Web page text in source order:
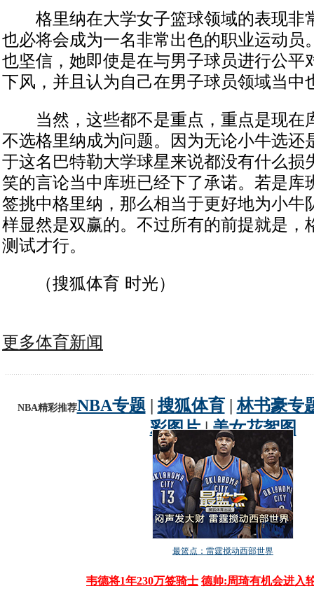
格里纳在大学女子篮球领域的表现非
也必将会成为一名非常出色的职业运动员
也坚信，她即使是在与男子球员进行公平
下风，并且认为自己在男子球员领域当中
当然，这些都不是重点，重点是现在
不选格里纳成为问题。因为无论小牛选还
于这名巴特勒大学球星来说都没有什么损
笑的言论当中库班已经下了承诺。若是库
签挑中格里纳，那么相当于更好地为小牛
样显然是双赢的。不过所有的前提就是，
测试才行。
（搜狐体育 时光）
更多体育新闻